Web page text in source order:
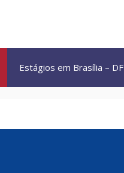
Estágios em Brasília – DF